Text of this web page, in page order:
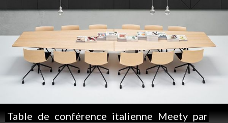
Table de conférence italienne Meety par